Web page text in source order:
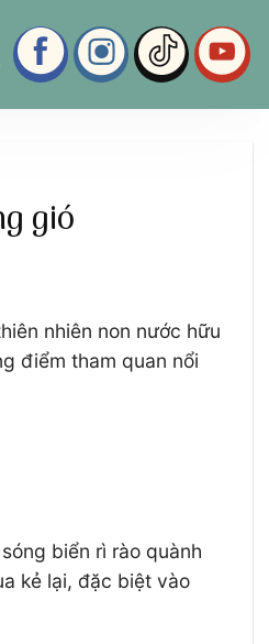
gió
nhiên non nước hữu
điểm tham quan nổi
biển rì rào quành
kẻ lại, đặc biệt vào